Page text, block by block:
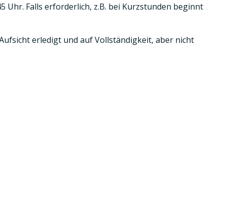
Uhr. Falls erforderlich, z.B. bei Kurzstunden beginnt
erledigt und auf Vollständigkeit, aber nicht